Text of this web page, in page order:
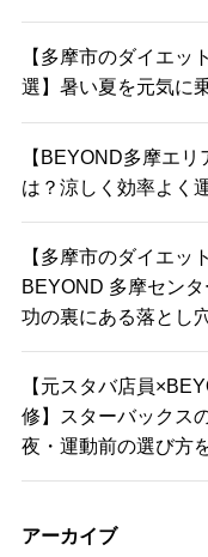
【多摩市のダイエ
選】暑い夏を元気に
【BEYOND多摩エ
は？涼しく効率よく
【多摩市のダイエッ
BEYOND 多摩セン
功の裏にある落とし
【元スタバ店員
修】スターバックス
夜・運動前の選び方
アーカイブ